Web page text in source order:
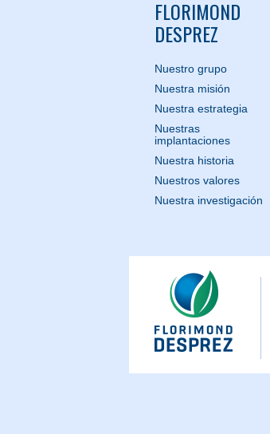
FLORIMOND
DESPREZ
Nuestro grupo
Nuestra misión
Nuestra estrategia
Nuestras
implantaciones
Nuestra historia
Nuestros valores
Nuestra investigación